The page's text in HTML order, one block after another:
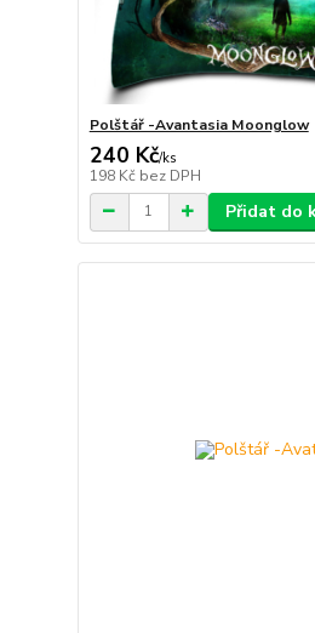
Polštář -Avantasia Moonglow
240 Kč/ks
198 Kč bez DPH
Přidat do